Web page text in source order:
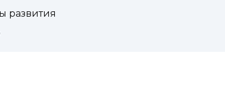
развития